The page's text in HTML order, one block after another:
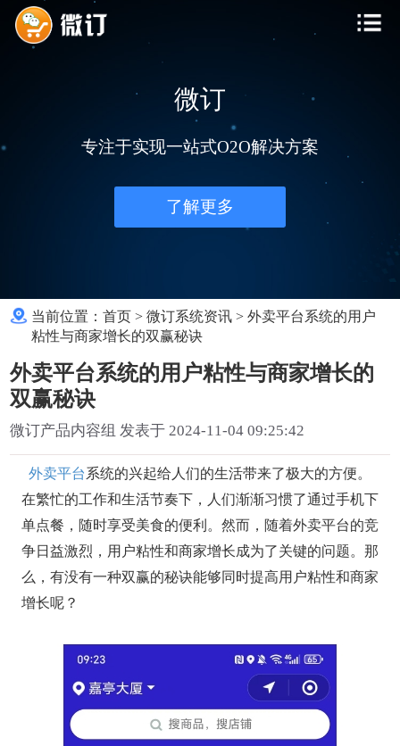
微订
专注于实现一站式O2O解决方案
了解更多
当前位置：首页 >微订系统资讯 >外卖平台系统的用户
粘性与商家增长的双赢秘诀
外卖平台系统的用户粘性与商家增长的
双赢秘诀
微订产品内容组 发表于 2024-11-04 09:25:42
外卖平台系统的兴起给人们的生活带来了极大的方便。
在繁忙的工作和生活节奏下，人们渐渐习惯了通过手机下
单点餐，随时享受美食的便利。然而，随着外卖平台的竞
争日益激烈，用户粘性和商家增长成为了关键的问题。那
么，有没有一种双赢的秘诀能够同时提高用户粘性和商家
增长呢？